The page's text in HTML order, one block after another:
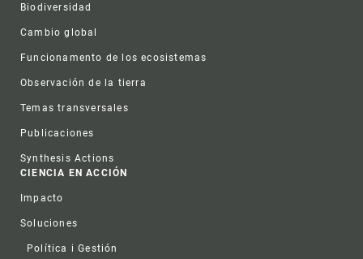
Biodiversidad
Cambio global
Funcionamento de los ecosistemas
Observación de la tierra
Temas transversales
Publicaciones
Synthesis Actions
CIENCIA EN ACCIÓN
Impacto
Soluciones
Política i Gestión